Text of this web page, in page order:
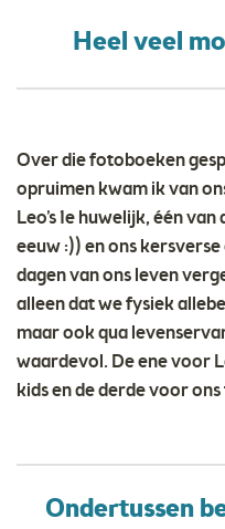
Heel veel
Over die fotoboeken
opruimen kwam ik van
Leo’s 1e huwelijk, één
eeuw :)) en ons
dagen van ons leven
alleen dat we fysiek
maar ook qua
waardevol. De ene voor
kids en de derde voor
Ondertussen